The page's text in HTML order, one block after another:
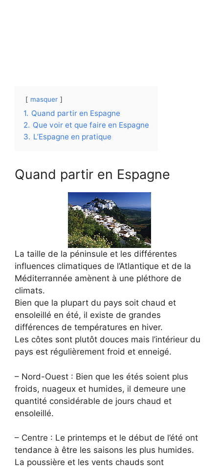
masquer
1. Quand partir en Espagne
2. Que voir et que faire en Espagne
3. L’Espagne en pratique
Quand partir en Espagne
La taille de la péninsule et les différentes
influences climatiques de l’Atlantique et de la
Méditerrannée amènent à une pléthore de
climats.
Bien que la plupart du pays soit chaud et
ensoleillé en été, il existe de grandes
différences de températures en hiver.
Les côtes sont plutôt douces mais l’intérieur du
pays est régulièrement froid et enneigé.
– Nord-Ouest : Bien que les étés soient plus
froids, nuageux et humides, il demeure une
quantité considérable de jours chaud et
ensoleillé.
– Centre : Le printemps et le début de l’été ont
tendance à être les saisons les plus humides.
La poussière et les vents chauds sont